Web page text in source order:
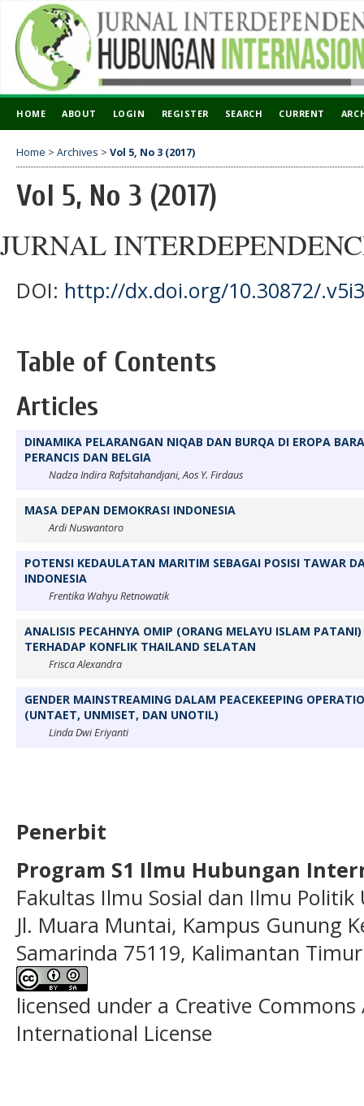
HOME ABOUT LOGIN REGISTER SEARCH CURRENT
Home > Archives > Vol 5, No 3 (2017)
Vol 5, No 3 (2017)
JURNAL
DOI: http://dx.doi.org/10.30872/.v5i3
Table of Contents
Articles
DINAMIKA PELARANGAN NIQAB DAN BURQA DI EROPA
PERANCIS DAN BELGIA
Nadza Indira Rafsitahandjani, Aos Y. Firdaus
MASA DEPAN DEMOKRASI INDONESIA
Ardi Nuswantoro
POTENSI KEDAULATAN MARITIM SEBAGAI POSISI TAWAR
INDONESIA
Frentika Wahyu Retnowatik
ANALISIS PECAHNYA OMIP (ORANG MELAYU ISLAM
TERHADAP KONFLIK THAILAND SELATAN
Frisca Alexandra
GENDER MAINSTREAMING DALAM PEACEKEEPING
(UNTAET, UNMISET, DAN UNOTIL)
Linda Dwi Eriyanti
Penerbit
Program S1 Ilmu Hubungan
Fakultas Ilmu Sosial dan Ilmu
Jl. Muara Muntai, Kampus Gunung
Samarinda 75119, Kalimantan
licensed under a Creative
International License